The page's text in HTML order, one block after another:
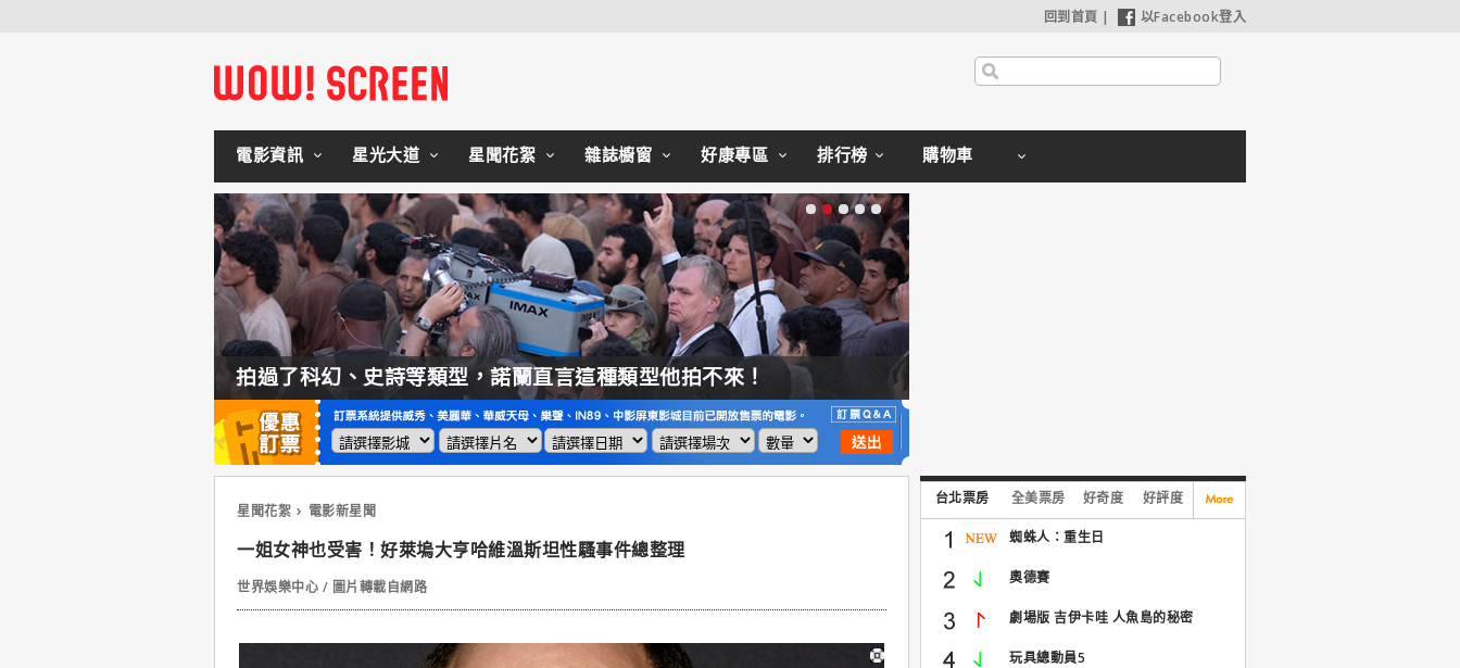
回到首頁 | 以Facebook登入
電影資訊 星光大道 星聞花絮 雜誌櫥窗 好康專區 排行榜 購物車
拍過了科幻、史詩等類型，諾蘭直言這種類型他拍不來！
星聞花絮 電影新星聞
一姐女神也受害！好萊塢大亨哈維溫斯坦性騷事件總整理
世界娛樂中心 / 圖片轉載自網路
台北票房 全美票房 好奇度 好評度
蜘蛛人：重生日
奧德賽
劇場版 吉伊卡哇 人魚島的秘密
玩具總動員5